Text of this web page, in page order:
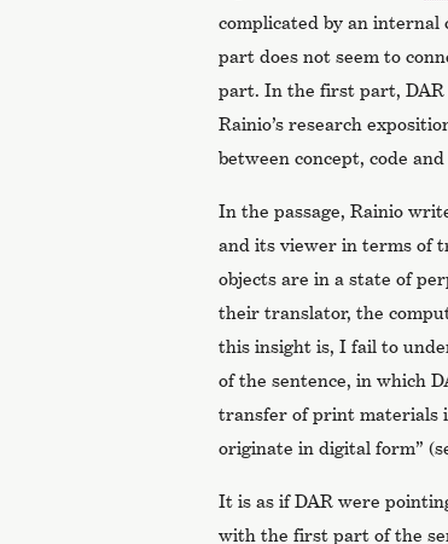
complicated by an
part does not seem to
part. In the first part, DAR
Rainio’s research
between concept, code and
In the passage, Rainio
and its viewer in terms of
objects are in a state of
their translator, the
this insight is, I fail to
of the sentence, in which
transfer of print materials
originate in digital form”
It is as if DAR were
with the first part of the